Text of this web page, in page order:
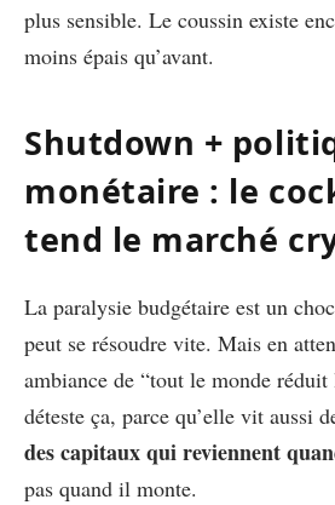
plus sensible. Le coussin existe
moins épais qu’avant.
Shutdown +
monétaire : le
tend le marché
La paralysie budgétaire est un
peut se résoudre vite. Mais en
ambiance de “tout le monde
déteste ça, parce qu’elle vit aussi
des capitaux qui reviennent
pas quand il monte.